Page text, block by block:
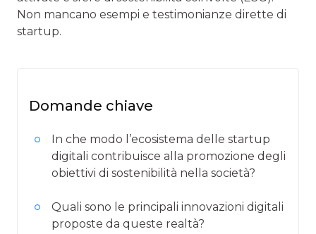
Non mancano esempi e testimonianze dirette di
startup.
Domande chiave
In che modo l’ecosistema delle startup
digitali contribuisce alla promozione degli
obiettivi di sostenibilità nella società?
Quali sono le principali innovazioni digitali
proposte da queste realtà?